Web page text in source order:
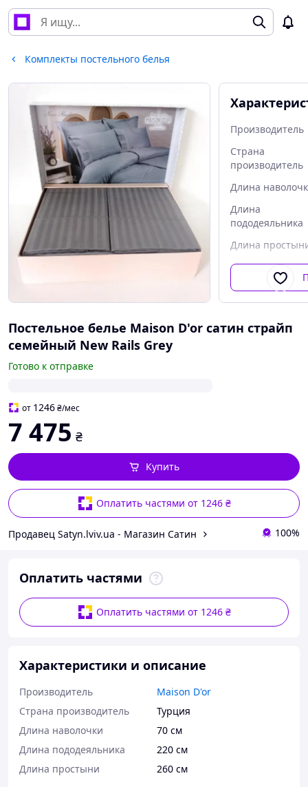
Комплекты постельного белья
Производитель
Страна
производитель
Длина
Длина
пододеяльника
Длина
Постельное белье Maison D'or сатин страйп
семейный New Rails Grey
Готово к отправке
от 1246₴/мес
7 475 ₴
Оплатить частями от 1246 ₴
Купить
Продавец Satyn.lviv.ua - Магазин Сатин 100%
Оплатить частями
Оплатить частями от 1246 ₴
Характеристики и описание
Производитель
Maison D'or
Страна производитель
Турция
Длина наволочки
70 см
Длина пододеяльника
220 см
Длина простыни
260 см